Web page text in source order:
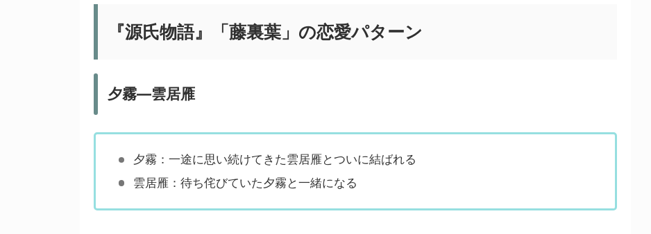
『源氏物語』「藤裏葉」の恋愛パターン
夕霧―雲居雁
夕霧：一途に思い続けてきた雲居雁とついに結ばれる
雲居雁：待ち侘びていた夕霧と一緒になる